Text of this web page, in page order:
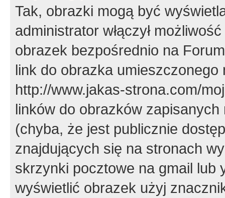
Tak, obrazki mogą być
administrator włączył
obrazek bezpośrednio na
link do obrazka
http://www.jakas-strona.com/
linków do obrazków
(chyba, że jest publicznie
znajdujących się na stronach
skrzynki pocztowe na gmail lub
wyświetlić obrazek użyj